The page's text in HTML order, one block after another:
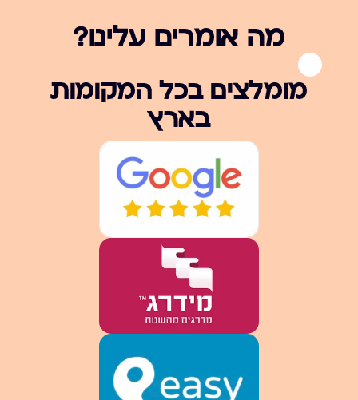
מה אומרים עלינו?
מומלצים בכל המקומות
בארץ